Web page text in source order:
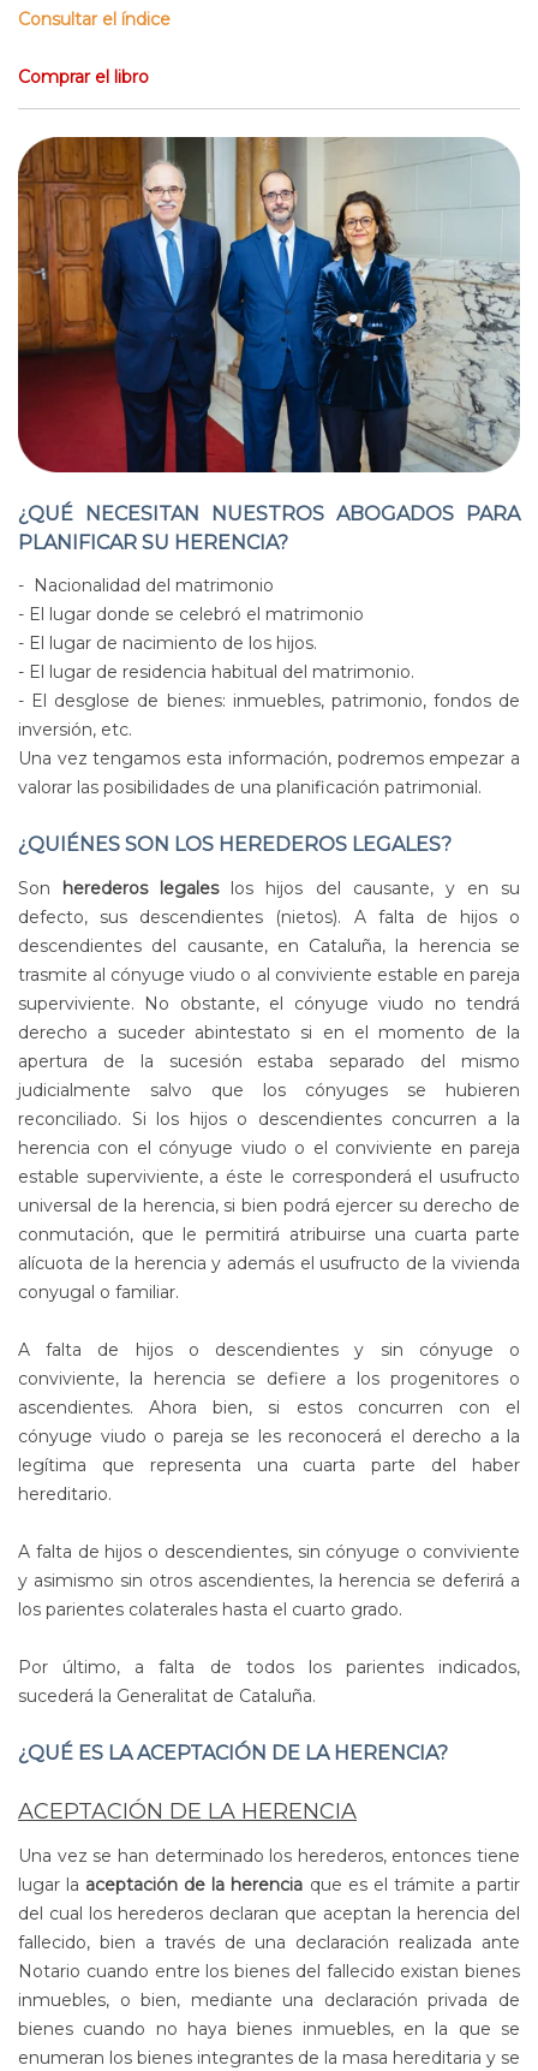
Consultar el índice
Comprar el libro
¿QUÉ NECESITAN NUESTROS ABOGADOS PARA
PLANIFICAR SU HERENCIA?
- Nacionalidad del matrimonio
- El lugar donde se celebró el matrimonio
- El lugar de nacimiento de los hijos.
- El lugar de residencia habitual del matrimonio.
- El desglose de bienes: inmuebles, patrimonio, fondos de
inversión, etc.
Una vez tengamos esta información, podremos empezar a
valorar las posibilidades de una planificación patrimonial.
¿QUIÉNES SON LOS HEREDEROS LEGALES?
Son herederos legaleslos hijos del causante, y en su
defecto, sus descendientes (nietos). A falta de hijos o
descendientes del causante, en Cataluña, la herencia se
trasmite al cónyuge viudo o al conviviente estable en pareja
superviviente. No obstante, el cónyuge viudo no tendrá
derecho a suceder abintestato si en el momento de la
apertura de la sucesión estaba separado del mismo
judicialmente salvo que los cónyuges se hubieren
reconciliado. Si los hijos o descendientes concurren a la
herencia con el cónyuge viudo o el conviviente en pareja
estable superviviente, a éste le corresponderá el usufructo
universal de la herencia, si bien podrá ejercer su derecho de
conmutación, que le permitirá atribuirse una cuarta parte
alícuota de la herencia y además el usufructo de la vivienda
conyugal o familiar.
A falta de hijos o descendientes y sin cónyuge o
conviviente, la herencia se defiere a los progenitores o
ascendientes. Ahora bien, si estos concurren con el
cónyuge viudo o pareja se les reconocerá el derecho a la
legítima que representa una cuarta parte del haber
hereditario.
A falta de hijos o descendientes, sin cónyuge o conviviente
y asimismo sin otros ascendientes, la herencia se deferirá a
los parientes colaterales hasta el cuarto grado.
Por último, a falta de todos los parientes indicados,
sucederá la Generalitat de Cataluña.
¿QUÉ ES LA ACEPTACIÓN DE LA HERENCIA?
ACEPTACIÓN DE LA HERENCIA
Una vez se han determinado los herederos, entonces tiene
lugar la aceptación de la herencia que es el trámite a partir
del cual los herederos declaran que aceptan la herencia del
fallecido, bien a través de una declaración realizada ante
Notario cuando entre los bienes del fallecido existan bienes
inmuebles, o bien, mediante una declaración privada de
bienes cuando no haya bienes inmuebles, en la que se
enumeran los bienes integrantes de la masa hereditaria y se